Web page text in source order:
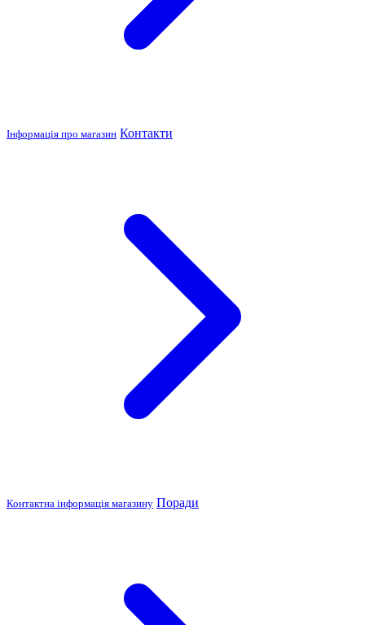
Інформація про магазин Контакти
Контактна інформація магазину Поради